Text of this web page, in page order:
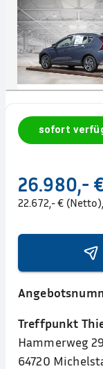
sofort
26.980,-
22.672,- €
Treffpunkt
Hammerweg 29
64720